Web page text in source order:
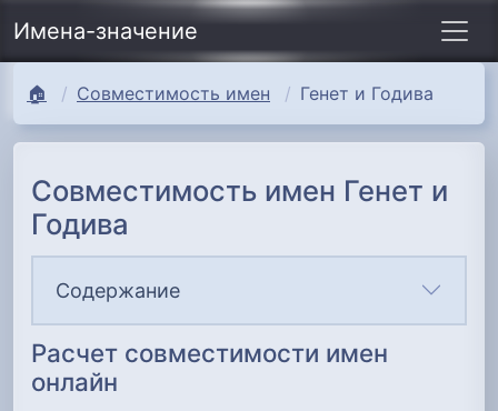
Имена-значение
🏠 Совместимость имен Генет и Годива
Совместимость имен Генет и
Годива
Содержание
Расчет совместимости имен
онлайн